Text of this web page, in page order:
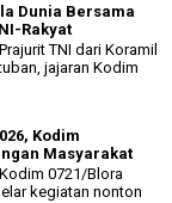
Dunia Bersama
Rakyat
TNI dari Koramil
jajaran Kodim
Kodim
Masyarakat
0721/Blora
kegiatan nonton